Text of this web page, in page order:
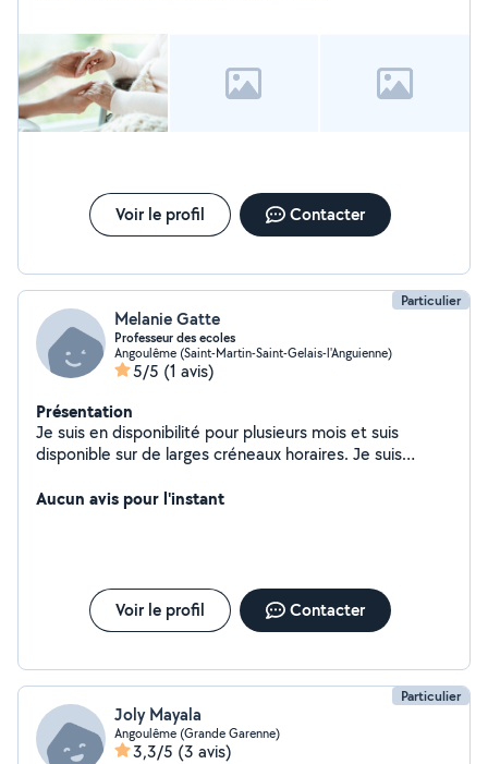
Voir le profil Contacter
Particulier
Melanie Gatte
Professeur des ecoles
Angoulême (Saint-Martin-Saint-Gelais-l'Anguienne)
5/5 (1 avis)
Présentation
Je suis en disponibilité pour plusieurs mois et suis
disponible sur de larges créneaux horaires. Je suis
enfants ou garde d animaux..
Aucun avis pour l'instant
Voir le profil Contacter
Particulier
Joly Mayala
Angoulême (Grande Garenne)
3,3/5 (3 avis)